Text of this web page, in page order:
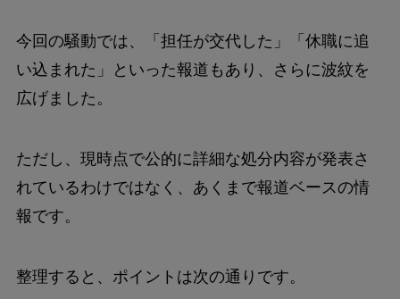
今回の騒動では、「担任が交代した」「休職に追
い込まれた」といった報道もあり、さらに波紋を
広げました。
ただし、現時点で公的に詳細な処分内容が発表さ
れているわけではなく、あくまで報道ベースの情
報です。
整理すると、ポイントは次の通りです。